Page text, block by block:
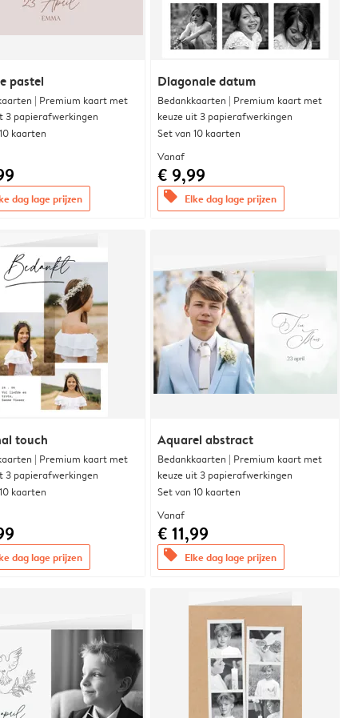
pastel
| Premium kaart met
3 papierafwerkingen
kaarten
dag lage prijzen
Diagonale datum
Bedankkaarten | Premium kaart met
keuze uit 3 papierafwerkingen
Set van 10 kaarten
Vanaf
€ 9,99
offers Elke dag lage prijzen
touch
| Premium kaart met
3 papierafwerkingen
kaarten
dag lage prijzen
Aquarel abstract
Bedankkaarten | Premium kaart met
keuze uit 3 papierafwerkingen
Set van 10 kaarten
Vanaf
€ 11,99
offers Elke dag lage prijzen